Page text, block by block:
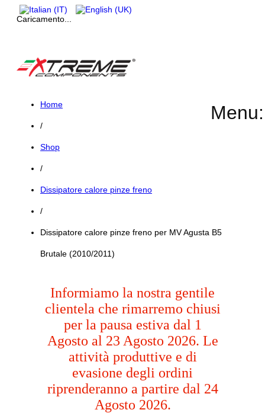
Caricamento...
Menu:
Home
/
Shop
/
Dissipatore calore pinze freno
/
Dissipatore calore pinze freno per MV Agusta B5
Brutale (2010/2011)
Informiamo la nostra gentile
clientela che rimarremo chiusi
per la pausa estiva dal 1
Agosto al 23 Agosto 2026. Le
attività produttive e di
evasione degli ordini
riprenderanno a partire dal 24
Agosto 2026.